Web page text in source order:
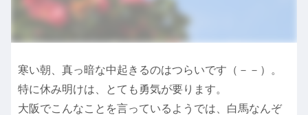
寒い朝、真っ暗な中起きるのはつらいです（－－）。
特に休み明けは、とても勇気が要ります。
大阪でこんなことを言っているようでは、白馬なんぞ